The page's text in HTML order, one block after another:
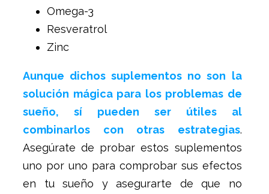
Omega-3
Resveratrol
Zinc
Aunque dichos suplementos no son la
solución mágica para los problemas de
sueño, sí pueden ser útiles al
combinarlos con otras estrategias.
Asegúrate de probar estos suplementos
uno por uno para comprobar sus efectos
en tu sueño y asegurarte de que no